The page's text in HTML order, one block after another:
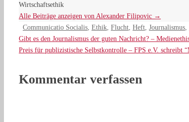
Wirtschaftsethik
Alle Beiträge anzeigen von Alexander Filipovic →
Communicatio Socialis Ethik Flucht Heft Journalismus
Gibt es den Journalismus der guten Nachricht? –
Preis für publizistische Selbstkontrolle – FPS e.V. schreibt
Kommentar verfassen